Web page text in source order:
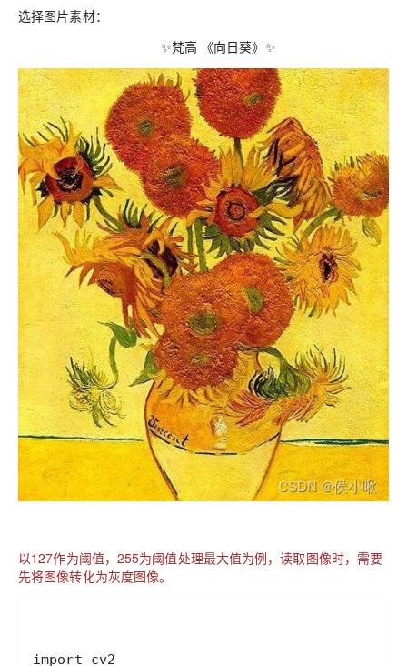
选择图片素材：
✨梵高 《向日葵》✨
以127作为阈值，255为阈值处理最大值为例，读取图像时，需要
先将图像转化为灰度图像。